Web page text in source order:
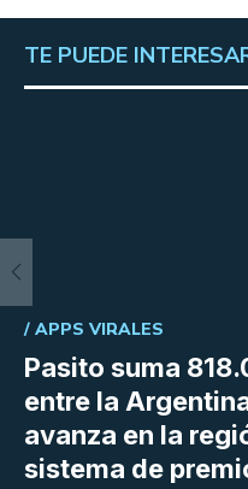
TE PUEDE
Pasito suma
entre la
avanza en la
sistema de
/ APPS VIRALES